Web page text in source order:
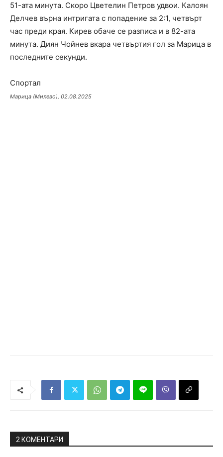
51-ата минута. Скоро Цветелин Петров удвои. Калоян
Делчев върна интригата с попадение за 2:1, четвърт
час преди края. Кирев обаче се разписа и в 82-ата
минута. Диян Чойнев вкара четвъртия гол за Марица в
последните секунди.
Спортал
Марица (Милево), 02.08.2025
2 КОМЕНТАРИ